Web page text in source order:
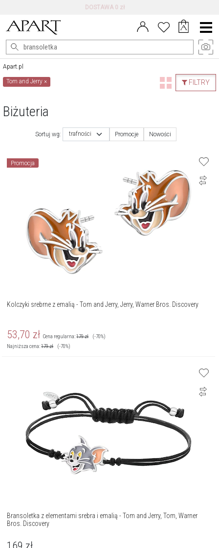
DARMOWE ZWROTY DO 100 DNI
Menu
główne
Apart.pl
FILTRY
Tom and Jerry×
Biżuteria
Sortuj wg: trafności Promocje Nowości
Promocja
Kolczyki srebrne z emalią - Tom and Jerry, Jerry, Warner Bros. Discovery
53,70 zł Cena regularna:179zł
(-70%)
Najniższa cena:179zł (-70%)
Bransoletka z elementami srebra i emalią - Tom and Jerry, Tom, Warner
Bros. Discovery